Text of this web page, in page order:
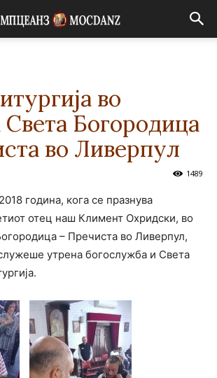
во
Света Богородица
во Ливерпул
1489
година, кога се празнува
отец наш Климент Охридски, во
– Пречиста во Ливерпул,
утрена богослужба и Света